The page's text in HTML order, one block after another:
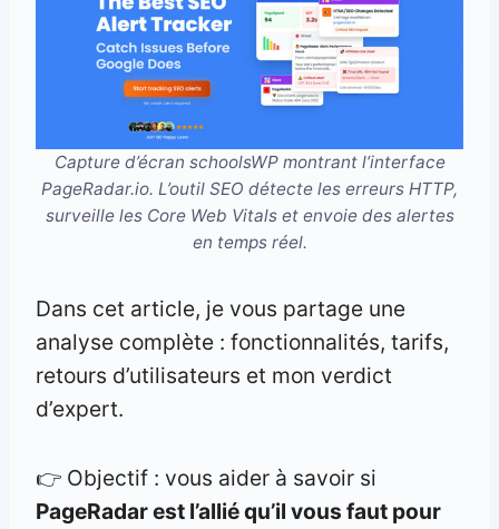
Capture d’écran schoolsWP montrant l’interface
PageRadar.io. L’outil SEO détecte les erreurs HTTP,
surveille les Core Web Vitals et envoie des alertes
en temps réel.
Dans cet article, je vous partage une
analyse complète : fonctionnalités, tarifs,
retours d’utilisateurs et mon verdict
d’expert.
👉 Objectif : vous aider à savoir si
PageRadar est l’allié qu’il vous faut pour